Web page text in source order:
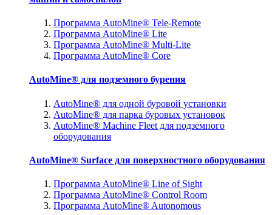
Программа AutoMine® Tele-Remote
Программа AutoMine® Lite
Программа AutoMine® Multi-Lite
Программа AutoMine® Core
AutoMine® для подземного бурения
AutoMine® для одной буровой установки
AutoMine® для парка буровых установок
AutoMine® Machine Fleet для подземного
оборудования
AutoMine® Surface для поверхностного оборудования
Программа AutoMine® Line of Sight
Программа AutoMine® Control Room
Программа AutoMine® Autonomous